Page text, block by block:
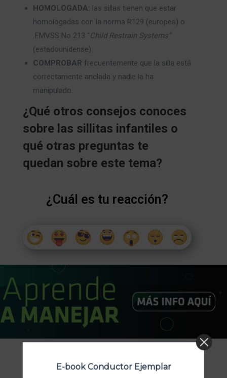
HOMOLOGADA: las sillas tienen que estar
homologadas con la norma R129 (europea) o
FMVSS No 213 “Child Restrain Systems”
(estadounidense).
COMPROBAR frecuentemente que la silla está
correctamente anclada y nadie la ha
manipulado.
¿Qué otros consejos conoces
sobre las sillitas infantiles o
qué otras preguntas te
quedan sobre este tema?
¿Cuál es tu reacción?
E-book Conductor Ejemplar